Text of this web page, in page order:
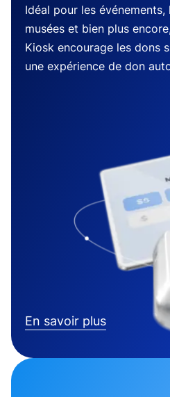
Idéal pour les événements,
musées et bien plus
Kiosk encourage les dons
une expérience de don
En savoir plus